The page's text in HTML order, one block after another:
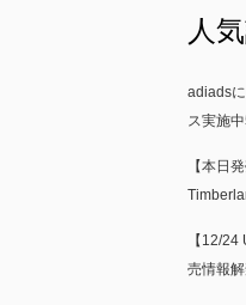
人
adiads
ス実施
【本日
【12/
売情報